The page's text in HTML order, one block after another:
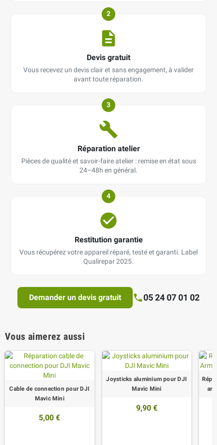
2
Devis gratuit
Vous recevez un devis clair et sans engagement, à valider
avant toute réparation.
3
Réparation atelier
Pièces de qualité et savoir-faire atelier : remise en état sous
24–48h en général.
4
Restitution garantie
Vous récupérez votre appareil réparé, testé et garanti. Label
Qualirepar 2025.
Demander un devis gratuit 05 24 07 01 02
Vous aimerez aussi
Cable de connection pour DJI
Mavic Mini
5,00 €
Joysticks aluminium pour DJI
Mavic Mini
9,90 €